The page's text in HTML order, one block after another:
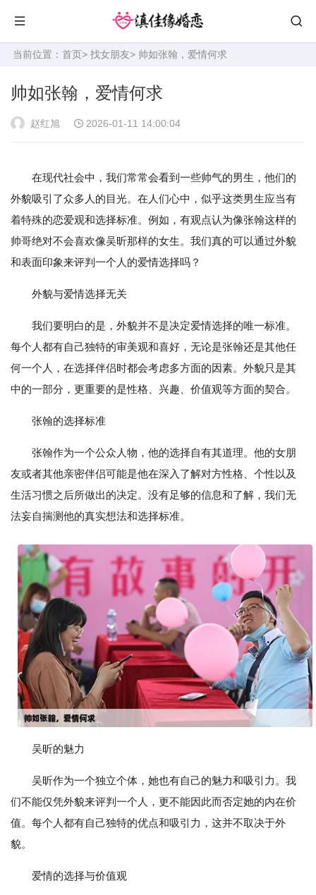
当前位置： 首页> 找女朋友> 帅如张翰，爱情何求
帅如张翰，爱情何求
赵红旭 2026-01-11 14:00:04
在现代社会中，我们常常会看到一些帅气的男生，他们的
外貌吸引了众多人的目光。在人们心中，似乎这类男生应当有
着特殊的恋爱观和选择标准。例如，有观点认为像张翰这样的
帅哥绝对不会喜欢像吴昕那样的女生。我们真的可以通过外貌
和表面印象来评判一个人的爱情选择吗？
外貌与爱情选择无关
我们要明白的是，外貌并不是决定爱情选择的唯一标准。
每个人都有自己独特的审美观和喜好，无论是张翰还是其他任
何一个人，在选择伴侣时都会考虑多方面的因素。外貌只是其
中的一部分，更重要的是性格、兴趣、价值观等方面的契合。
张翰的选择标准
张翰作为一个公众人物，他的选择自有其道理。他的女朋
友或者其他亲密伴侣可能是他在深入了解对方性格、个性以及
生活习惯之后所做出的决定。没有足够的信息和了解，我们无
法妄自揣测他的真实想法和选择标准。
吴昕的魅力
吴昕作为一个独立个体，她也有自己的魅力和吸引力。我
们不能仅凭外貌来评判一个人，更不能因此而否定她的内在价
值。每个人都有自己独特的优点和吸引力，这并不取决于外
貌。
爱情的选择与价值观